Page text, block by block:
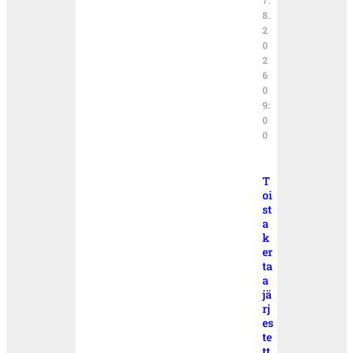
8.
2
0
2
6
0
9:
0
0
T
oi
st
a
k
er
ta
a
jä
rj
es
te